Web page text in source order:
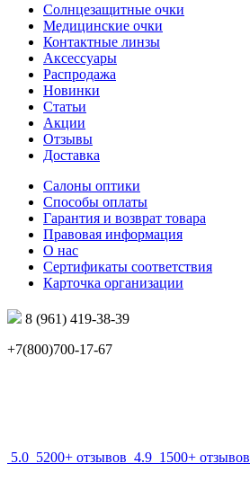
Солнцезащитные очки
Медицинские очки
Контактные линзы
Аксессуары
Распродажа
Новинки
Статьи
Акции
Отзывы
Доставка
Салоны оптики
Способы оплаты
Гарантия и возврат товара
Правовая информация
О нас
Сертификаты соответствия
Карточка организации
8 (961) 419-38-39
+7(800)700-17-67
5.0 5200+ отзывов 4.9 1500+ отзывов